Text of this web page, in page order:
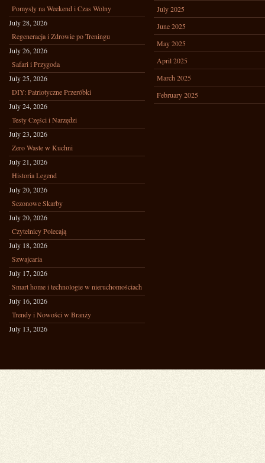
Pomysły na Weekend i Czas Wolny
July 28, 2026
Regeneracja i Zdrowie po Treningu
July 26, 2026
Safari i Przygoda
July 25, 2026
DIY: Patriotyczne Przeróbki
July 24, 2026
Testy Części i Narzędzi
July 23, 2026
Zero Waste w Kuchni
July 21, 2026
Historia Legend
July 20, 2026
Sezonowe Skarby
July 20, 2026
Czytelnicy Polecają
July 18, 2026
Szwajcaria
July 17, 2026
Smart home i technologie w nieruchomościach
July 16, 2026
Trendy i Nowości w Branży
July 13, 2026
July 2025
June 2025
May 2025
April 2025
March 2025
February 2025